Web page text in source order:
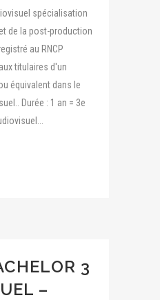
spécialisation
de la post-production
au RNCP
titulaires d'un
équivalent dans le
Durée : 1 an = 3e
3
–